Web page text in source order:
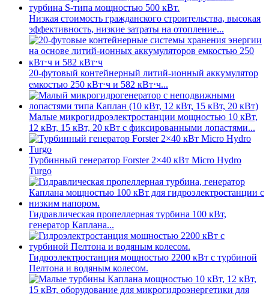
Низкая стоимость гражданского строительства, высокая
эффективность, низкие затраты на отопление...
20-футовый контейнерный литий-ионный аккумулятор
емкостью 250 кВт⋅ч и 582 кВт⋅ч...
Малые микрогидроэлектростанции мощностью 10 кВт,
12 кВт, 15 кВт, 20 кВт с фиксированными лопастями...
Турбинный генератор Forster 2×40 кВт Micro Hydro
Turgo
Гидравлическая пропеллерная турбина 100 кВт,
генератор Каплана...
Гидроэлектростанция мощностью 2200 кВт с турбиной
Пелтона и водяным колесом.